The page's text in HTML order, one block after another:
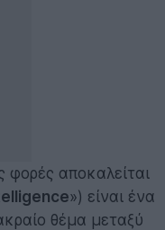
φορές αποκαλείται
») είναι ένα
θέμα μεταξύ